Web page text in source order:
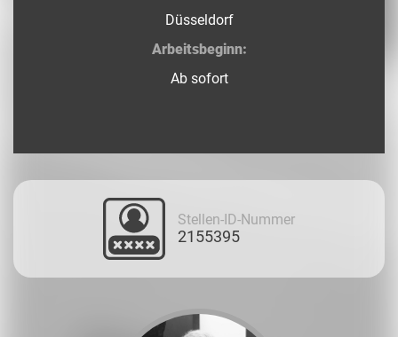
Düsseldorf
Arbeitsbeginn:
Ab sofort
Stellen-ID-Nummer
2155395